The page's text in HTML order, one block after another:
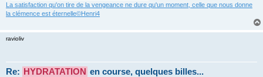
La satisfaction qu'on tire de la vengeance ne dure qu'un moment, celle que nous donne
la clémence est éternelle©Henri4
ravioliv
Re: HYDRATATION en course, quelques billes...